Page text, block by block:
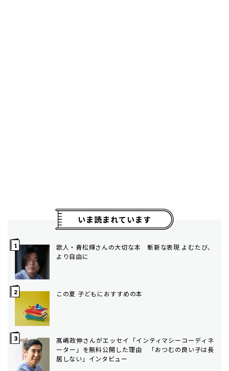
いま読まれています
歌人・青松輝さんの大切な本 斬新な表現 よむたび、
より自由に
この夏 子どもにおすすめの本
髙嶋政伸さんがエッセイ「インティマシーコーディネ
ーター」を無料公開した理由 「おつむの良い子は長
居しない」インタビュー